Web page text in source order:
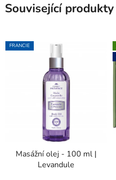
Související produkty
FRANCIE
Masážní olej - 100 ml |
Levandule